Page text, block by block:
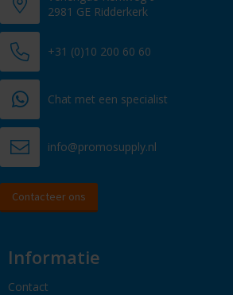
2981 GE Ridderkerk
+31 (0)10 200 60 60
Chat met een specialist
info@promosupply.nl
Contacteer ons
Informatie
Contact